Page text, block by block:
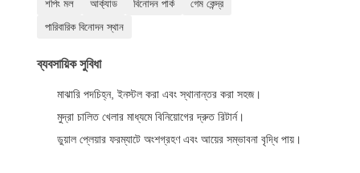
শপিং মল আর্ক্যাড বিনোদন পার্ক
গেম কেন্দ্র
পারিবারিক বিনোদন স্থান
ব্যবসায়িক সুবিধা
মাঝারি পদচিহ্ন, ইনস্টল করা এবং স্থানান্তর করা সহজ।
মুদ্রা চালিত খেলার মাধ্যমে বিনিয়োগের দ্রুত রিটার্ন।
ডুয়াল প্লেয়ার ফরম্যাটে অংশগ্রহণ এবং আয়ের সম্ভাবনা বৃদ্ধি পায়।